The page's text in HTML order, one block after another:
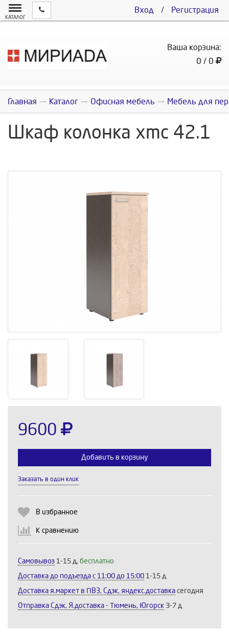
Вход / Регистрация
КАТАЛОГ
Ваша корзина:
0 / 0
Главная Каталог Офисная мебель Мебель для
Шкаф колонка xmc 42.1
9600
Добавить в корзину
Заказать в один клик
В избранное
К сравнению
Самовывоз 1-15 д, бесплатно
Доставка до подъезда c 11:00 до 15:00 1-15 д
Доставка я.маркет в ПВЗ, Сдэк, яндекс.доставка сегодня
Отправка Сдэк, Я.доставка - Тюмень, Югорск 3-7 д